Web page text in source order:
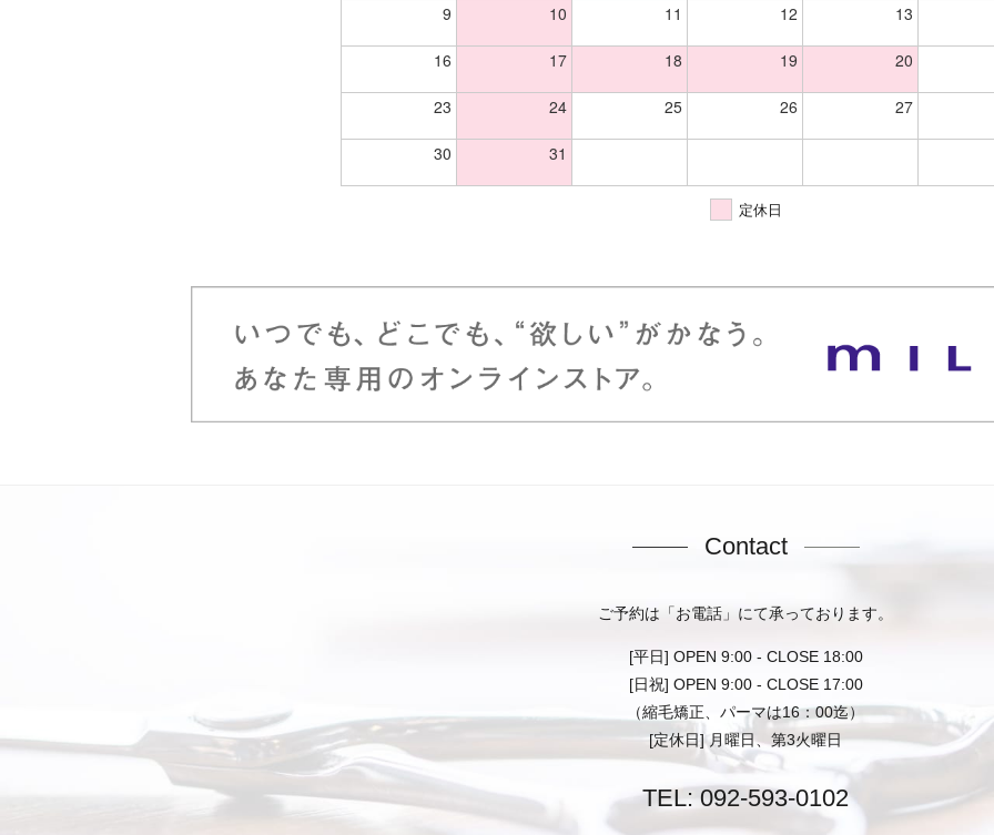
9 10 11 12 13
16 17 18 19 20
23 24 25 26 27
30 31
定休日
Contact
ご予約は「お電話」にて承っております。
[平日] OPEN 9:00 - CLOSE 18:00
[日祝] OPEN 9:00 - CLOSE 17:00
（縮毛矯正、パーマは16：00迄）
[定休日] 月曜日、第3火曜日
TEL: 092-593-0102